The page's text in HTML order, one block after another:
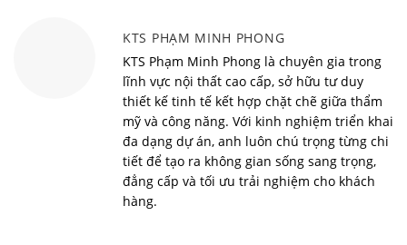
Top 10 xu hướng nội thất thông minh đón đầu trào
lưu năm 2022
Phong cách minimalism và những điều nhất định
Một số lưu ý để thiết kế gara ô tô ngoài trời hiệu
Top 10 mẫu nhà phố 5m phong cách mới lạ
KTS PHẠM MINH PHONG
KTS Phạm Minh Phong là chuyên gia trong
lĩnh vực nội thất cao cấp, sở hữu tư duy
thiết kế tinh tế kết hợp chặt chẽ giữa thẩm
mỹ và công năng. Với kinh nghiệm triển khai
đa dạng dự án, anh luôn chú trọng từng chi
tiết để tạo ra không gian sống sang trọng,
đẳng cấp và tối ưu trải nghiệm cho khách
hàng.